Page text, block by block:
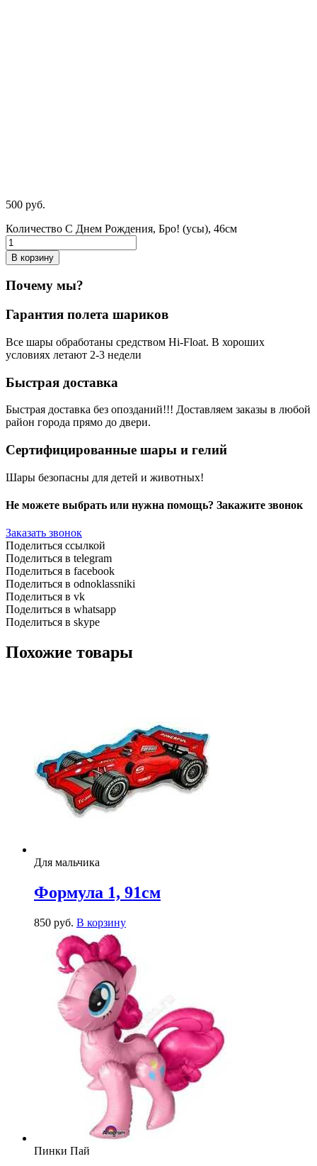
500 руб.
Количество С Днем Рождения, Бро! (усы), 46см
В корзину
Почему мы?
Гарантия полета шариков
Все шары обработаны средством Hi-Float. В хороших
условиях летают 2-3 недели
Быстрая доставка
Быстрая доставка без опозданий!!! Доставляем заказы в любой
район города прямо до двери.
Сертифицированные шары и гелий
Шары безопасны для детей и животных!
Не можете выбрать или нужна помощь? Закажите звонок
Заказать звонок
Поделиться ссылкой
Поделиться в telegram
Поделиться в facebook
Поделиться в odnoklassniki
Поделиться в vk
Поделиться в whatsapp
Поделиться в skype
Похожие товары
Для мальчика
Формула 1, 91см
850 руб. В корзину
Пинки Пай